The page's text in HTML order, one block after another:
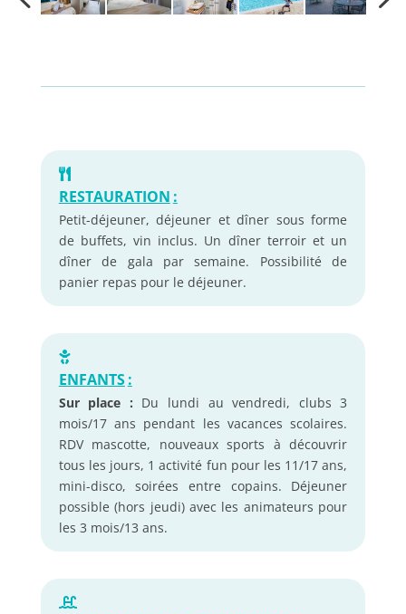
RESTAURATION :
Petit-déjeuner, déjeuner et dîner sous forme
de buffets, vin inclus. Un dîner terroir et un
dîner de gala par semaine. Possibilité de
panier repas pour le déjeuner.
ENFANTS:
Sur place : Du lundi au vendredi, clubs 3
mois/17 ans pendant les vacances scolaires.
RDV mascotte, nouveaux sports à découvrir
tous les jours, 1 activité fun pour les 11/17 ans,
mini-disco, soirées entre copains. Déjeuner
possible (hors jeudi) avec les animateurs pour
les 3 mois/13 ans.